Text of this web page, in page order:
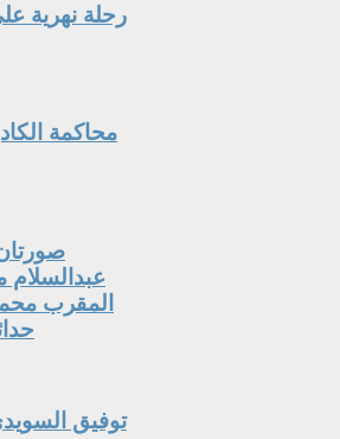
رحلة نهرية
محاكمة
المقرب
توفيق